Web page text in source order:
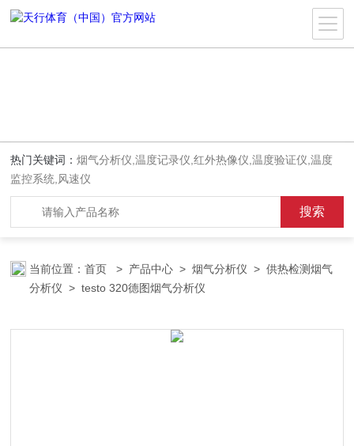
热门关键词：烟气分析仪,温度记录仪,红外热像仪,温度验证仪,温度
监控系统,风速仪
当前位置：首页 > 产品中心 >烟气分析仪 >供热检测烟气
分析仪 > testo 320德图烟气分析仪